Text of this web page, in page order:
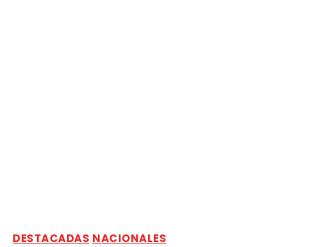
DESTACADAS NACIONALES